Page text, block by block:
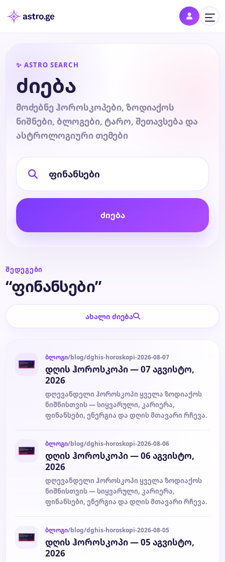
შედი პროფილში და შეინახე შენი ნიშნები
დღის ჰოროსკოპი
კვირის ჰოროსკოპი
წლის ჰოროსკოპი
ტარო
✨ ASTRO SEARCH
ძიება
მოძებნე ჰოროსკოპები, ზოდიაქოს
ნიშნები, ბლოგები, ტარო, შეთავსება და
ასტროლოგიური თემები
ძიება
ᲨᲔᲓᲔᲒᲔᲑᲘ
“ფინანსები”
ახალი ძიება
ბლოგი/blog/dghis-horoskopi-2026-08-07
დღის ჰოროსკოპი — 07 აგვისტო,
2026
დღევანდელი ჰოროსკოპი ყველა ზოდიაქოს
ნიშნისთვის — სიყვარული, კარიერა,
ფინანსები, ენერგია და დღის მთავარი რჩევა.
ბლოგი/blog/dghis-horoskopi-2026-08-06
დღის ჰოროსკოპი — 06 აგვისტო,
2026
დღევანდელი ჰოროსკოპი ყველა ზოდიაქოს
ნიშნისთვის — სიყვარული, კარიერა,
ფინანსები, ენერგია და დღის მთავარი რჩევა.
ბლოგი/blog/dghis-horoskopi-2026-08-05
დღის ჰოროსკოპი — 05 აგვისტო,
2026